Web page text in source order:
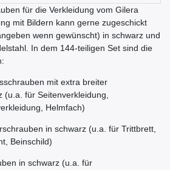
für die Verkleidung vom Gilera
mit Bildern kann gerne zugeschickt
wenn gewünscht) in schwarz und
In dem 144-teiligen Set sind die
mit extra breiter
(u.a. für Seitenverkleidung,
Helmfach)
in schwarz (u.a. für Trittbrett,
Beinschild)
in schwarz (u.a. für